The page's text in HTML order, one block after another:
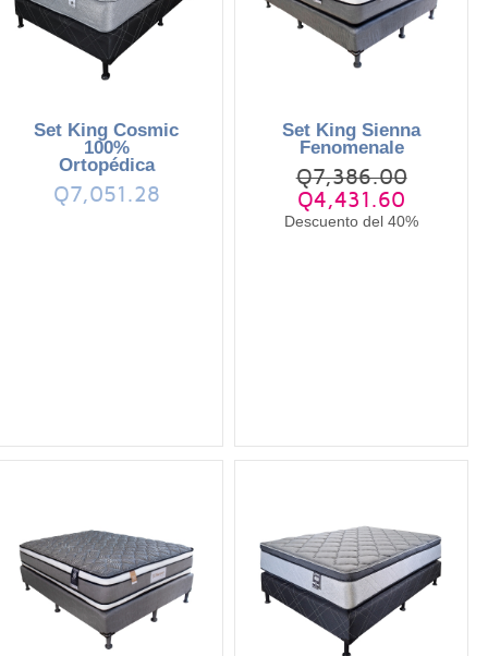
Set King Cosmic
100%
Ortopédica
Q7,051.28
Set King Sienna
Fenomenale
Q7,386.00
Q4,431.60
Descuento del 40%